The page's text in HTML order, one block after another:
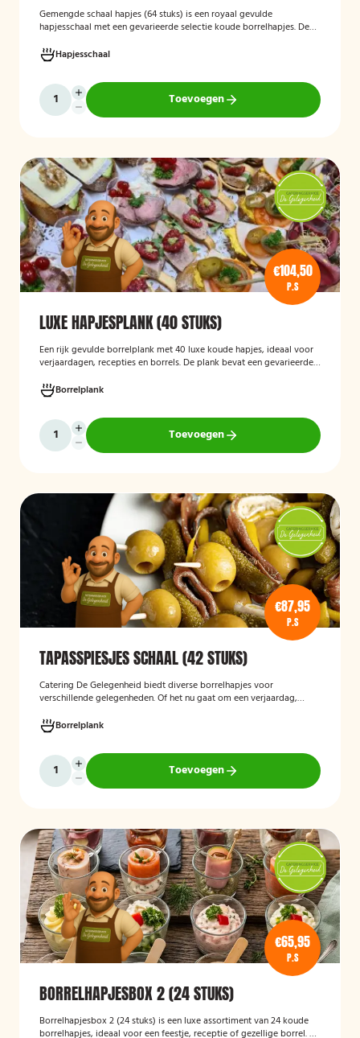
Gemengde schaal hapjes (64 stuks) is een royaal gevulde
hapjesschaal met een gevarieerde selectie koude borrelhapjes. De
recepties, bedrijfsborrels en andere feestelijke gelegenheden. Met
64 hapjes is deze schaal geschikt om een grotere groep gasten te
voorzien van smakelijke en gevarieerde snacks.
Hapjesschaal
Toevoegen
€104,50
P.S
LUXE HAPJESPLANK (40 STUKS)
Een rijk gevulde borrelplank met 40 luxe koude hapjes, ideaal voor
verjaardagen, recepties en borrels. De plank bevat een gevarieerde
stijlvol worden gepresenteerd, zodat je gasten direct kunnen
genieten.
Borrelplank
Toevoegen
€87,95
P.S
TAPASSPIESJES SCHAAL (42 STUKS)
Catering De Gelegenheid biedt diverse borrelhapjes voor
verschillende gelegenheden. Of het nu gaat om een verjaardag,
Hieronder ziet u een selectie uit ons aanbod. De tapasspiesjesschaal
is geschikt voor maximaal 6 personen.
Borrelplank
Toevoegen
€65,95
P.S
BORRELHAPJESBOX 2 (24 STUKS)
Borrelhapjesbox 2 (24 stuks) is een luxe assortiment van 24 koude
borrelhapjes, ideaal voor een feestje, receptie of gezellige borrel. De